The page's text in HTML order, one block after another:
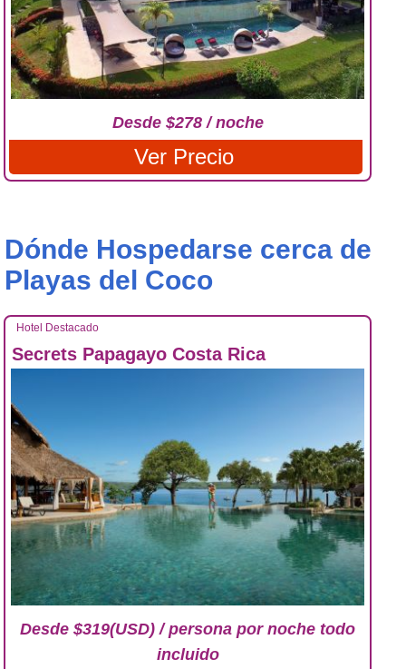
Desde $278 / noche
Ver Precio
Dónde Hospedarse cerca de
Playas del Coco
Hotel Destacado
Secrets Papagayo Costa Rica
Desde $319(USD) / persona por noche todo
incluido